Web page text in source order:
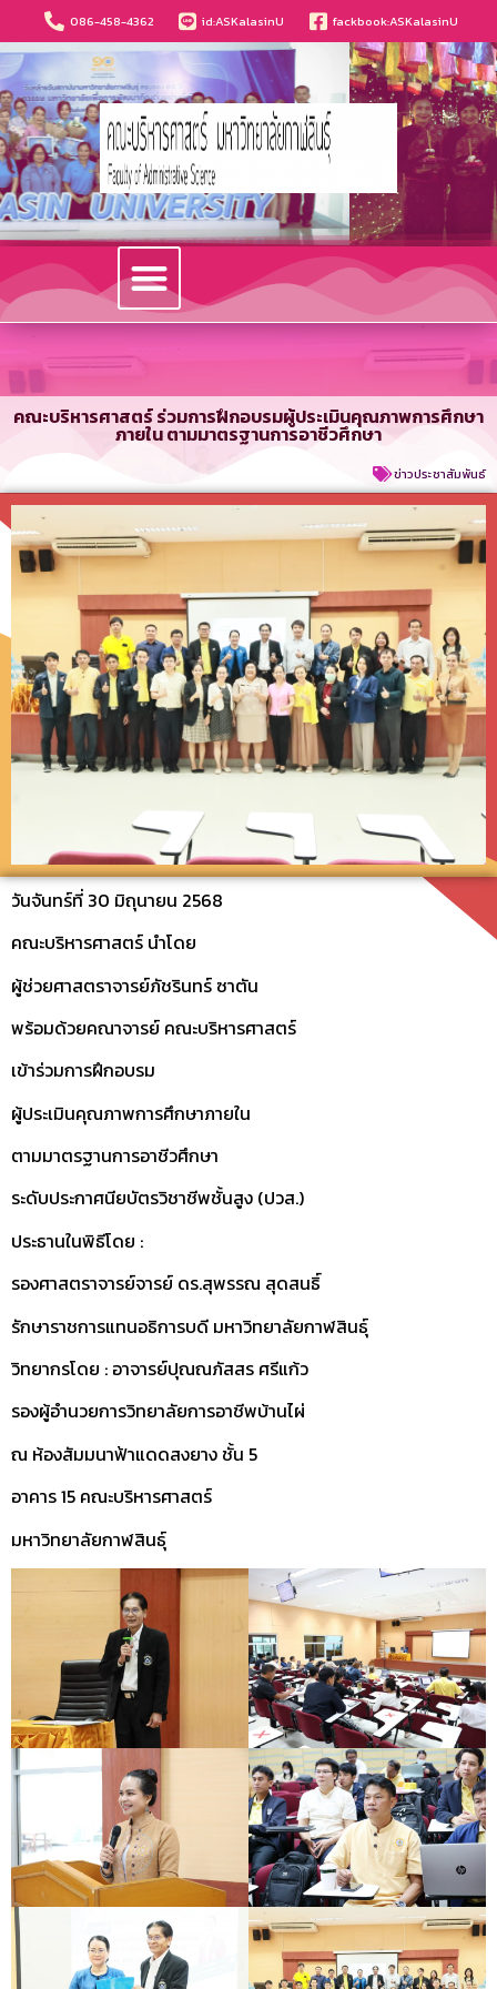
086-458-4362 id:ASKalasinU fackbook:ASKalasinU
คณะบริหารศาสตร์ ร่วมการฝึกอบรมผู้ประเมินคุณภาพการศึกษา
ภายใน ตามมาตรฐานการอาชีวศึกษา
ข่าวประชาสัมพันธ์
วันจันทร์ที่ 30 มิถุนายน 2568
คณะบริหารศาสตร์ นำโดย
ผู้ช่วยศาสตราจารย์ภัชรินทร์ ซาตัน
พร้อมด้วยคณาจารย์ คณะบริหารศาสตร์
เข้าร่วมการฝึกอบรม
ผู้ประเมินคุณภาพการศึกษาภายใน
ตามมาตรฐานการอาชีวศึกษา
ระดับประกาศนียบัตรวิชาชีพชั้นสูง (ปวส.)
ประธานในพิธีโดย :
รองศาสตราจารย์จารย์ ดร.สุพรรณ สุดสนธิ์
รักษาราชการแทนอธิการบดี มหาวิทยาลัยกาฬสินธุ์
วิทยากรโดย : อาจารย์ปุณณภัสสร ศรีแก้ว
รองผู้อำนวยการวิทยาลัยการอาชีพบ้านไผ่
ณ ห้องสัมมนาฟ้าแดดสงยาง ชั้น 5
อาคาร 15 คณะบริหารศาสตร์
มหาวิทยาลัยกาฬสินธุ์